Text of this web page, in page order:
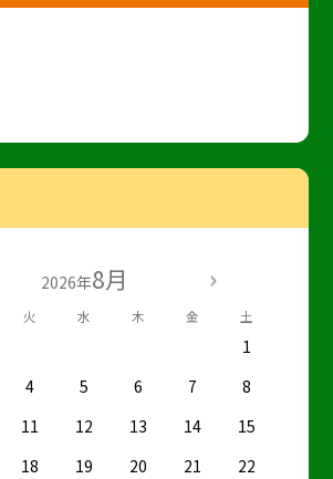
2026年8月
火 水 木 金 土
1
4 5 6 7
8
11 12 13 14
15
18 19 20 21
22